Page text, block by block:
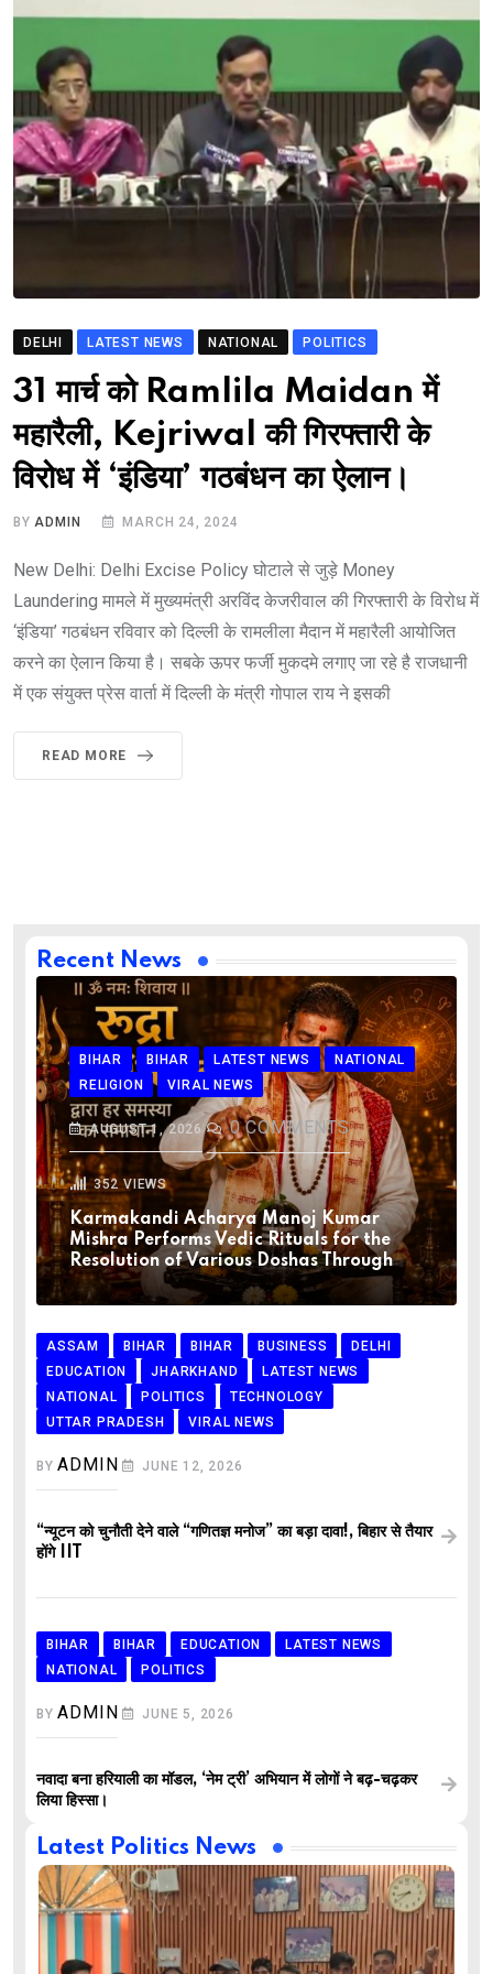
DELHI LATEST NEWS NATIONAL POLITICS
31 मार्च को Ramlila Maidan में
महारैली, Kejriwal की गिरफ्तारी के
विरोध में ‘इंडिया’ गठबंधन का ऐलान।
BYADMIN MARCH 24, 2024
New Delhi: Delhi Excise Policy घोटाले से जुड़े Money
Laundering मामले में मुख्यमंत्री अरविंद केजरीवाल की गिरफ्तारी के विरोध में
‘इंडिया’ गठबंधन रविवार को दिल्ली के रामलीला मैदान में महारैली आयोजित
करने का ऐलान किया है। सबके ऊपर फर्जी मुकदमे लगाए जा रहे है राजधानी
में एक संयुक्त प्रेस वार्ता में दिल्ली के मंत्री गोपाल राय ने इसकी
READ MORE
Recent News
BIHAR BIHAR LATEST NEWS
NATIONAL
RELIGION
VIRAL NEWS
AUGUST 1, 2026 0COMMENTS
352VIEWS
Karmakandi Acharya Manoj Kumar
Mishra Performs Vedic Rituals for the
Resolution of Various Doshas Through
ASSAM BIHAR BIHAR BUSINESS
DELHI
EDUCATION
JHARKHAND
LATEST NEWS
NATIONAL
POLITICS
TECHNOLOGY
UTTAR PRADESH
VIRAL NEWS
BYADMIN JUNE 12, 2026
“न्यूटन को चुनौती देने वाले “गणितज्ञ मनोज” का बड़ा दावा!, बिहार से तैयार
होंगे IIT
BIHAR BIHAR EDUCATION
LATEST NEWS
NATIONAL
POLITICS
BYADMIN JUNE 5, 2026
नवादा बना हरियाली का मॉडल, ‘नेम ट्री’ अभियान में लोगों ने बढ़-चढ़कर
लिया हिस्सा।
Latest Politics News